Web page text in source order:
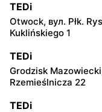
TEDi
Otwock, вул. Płk.
Kuklińskiego 1
TEDi
Grodzisk
Rzemieślnicza 22
TEDi